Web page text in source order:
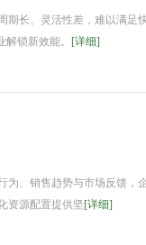
长、灵活性差，难以满足
锁新效能。 [详细]
、销售趋势与市场反馈，
资源配置提供坚[详细]